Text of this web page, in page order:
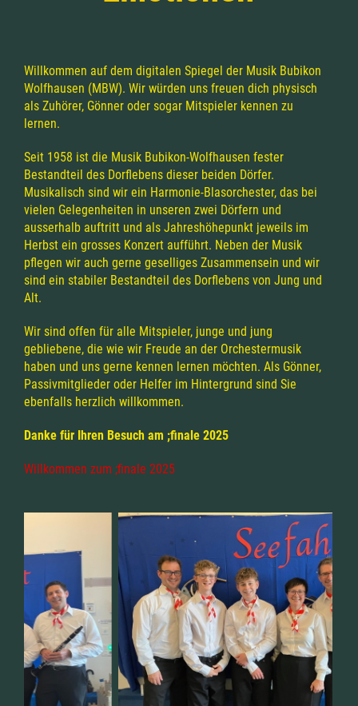
Willkommen auf dem digitalen Spiegel der Musik Bubikon
Wolfhausen (MBW). Wir würden uns freuen dich physisch
als Zuhörer, Gönner oder sogar Mitspieler kennen zu
lernen.
Seit 1958 ist die Musik Bubikon-Wolfhausen fester
Bestandteil des Dorflebens dieser beiden Dörfer.
Musikalisch sind wir ein Harmonie-Blasorchester, das bei
vielen Gelegenheiten in unseren zwei Dörfern und
ausserhalb auftritt und als Jahreshöhepunkt jeweils im
Herbst ein grosses Konzert aufführt. Neben der Musik
pflegen wir auch gerne geselliges Zusammensein und wir
sind ein stabiler Bestandteil des Dorflebens von Jung und
Alt.
Wir sind offen für alle Mitspieler, junge und jung
gebliebene, die wie wir Freude an der Orchestermusik
haben und uns gerne kennen lernen möchten. Als Gönner,
Passivmitglieder oder Helfer im Hintergrund sind Sie
ebenfalls herzlich willkommen.
Danke für Ihren Besuch am ;finale 2025
Willkommen zum ;finale 2025